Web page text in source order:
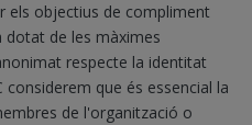
els objectius de compliment
dotat de les màximes
respecte la identitat
considerem que és essencial la
de l'organització o